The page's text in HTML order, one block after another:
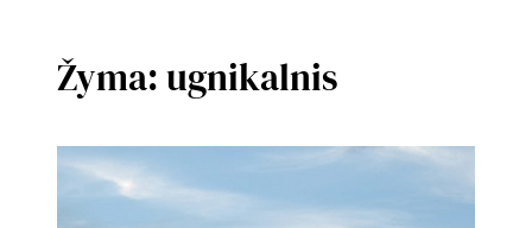
Žyma:ugnikalnis